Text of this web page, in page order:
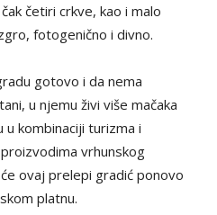
četiri crkve, kao i malo
fotogenično i divno.
gotovo i da nema
u njemu živi više mačaka
u kombinaciji turizma i
vrhunskog
ovaj prelepi gradić ponovo
platnu.